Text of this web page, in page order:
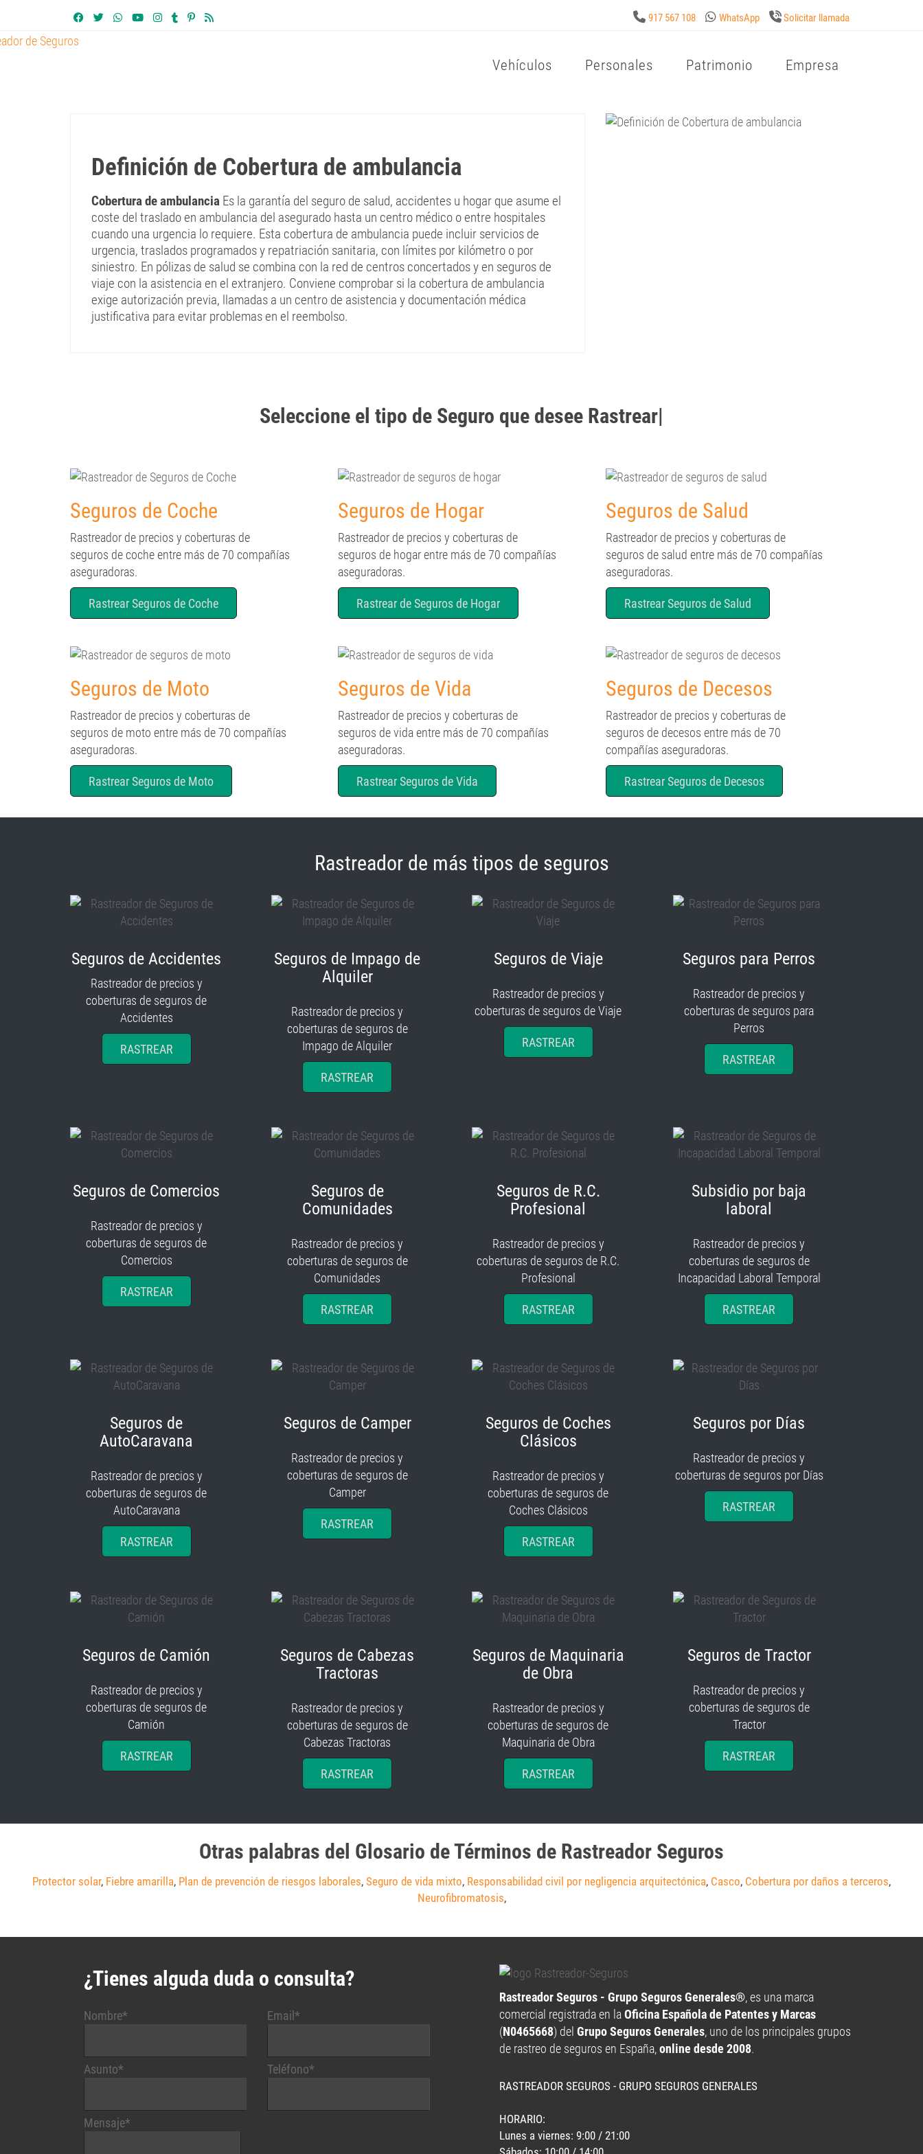
917 567 108 WhatsApp Solicitar llamada
Vehículos Personales Patrimonio Empresa
Definición de Cobertura de ambulancia
Cobertura de ambulancia Es la garantía del seguro de salud, accidentes u hogar que asume el
coste del traslado en ambulancia del asegurado hasta un centro médico o entre hospitales
cuando una urgencia lo requiere. Esta cobertura de ambulancia puede incluir servicios de
urgencia, traslados programados y repatriación sanitaria, con límites por kilómetro o por
siniestro. En pólizas de salud se combina con la red de centros concertados y en seguros de
viaje con la asistencia en el extranjero. Conviene comprobar si la cobertura de ambulancia
exige autorización previa, llamadas a un centro de asistencia y documentación médica
justificativa para evitar problemas en el reembolso.
Seleccione el tipo de Seguro que desee Rastrear|
Seguros de Coche
Rastreador de precios y coberturas de
seguros de coche entre más de 70 compañías
aseguradoras.
Rastrear Seguros de Coche
Seguros de Hogar
Rastreador de precios y coberturas de
seguros de hogar entre más de 70 compañías
aseguradoras.
Rastrear de Seguros de Hogar
Seguros de Salud
Rastreador de precios y coberturas de
seguros de salud entre más de 70 compañías
aseguradoras.
Rastrear Seguros de Salud
Seguros de Moto
Rastreador de precios y coberturas de
seguros de moto entre más de 70 compañías
aseguradoras.
Rastrear Seguros de Moto
Seguros de Vida
Rastreador de precios y coberturas de
seguros de vida entre más de 70 compañías
aseguradoras.
Rastrear Seguros de Vida
Seguros de Decesos
Rastreador de precios y coberturas de
seguros de decesos entre más de 70
compañías aseguradoras.
Rastrear Seguros de Decesos
Rastreador de más tipos de seguros
Seguros de Accidentes
Rastreador de precios y
coberturas de seguros de
Accidentes
RASTREAR
Seguros de Impago de
Alquiler
Rastreador de precios y
coberturas de seguros de
Impago de Alquiler
RASTREAR
Seguros de Viaje
Rastreador de precios y
coberturas de seguros de Viaje
RASTREAR
Seguros para Perros
Rastreador de precios y
coberturas de seguros para
Perros
RASTREAR
Seguros de Comercios
Rastreador de precios y
coberturas de seguros de
Comercios
RASTREAR
Seguros de
Comunidades
Rastreador de precios y
coberturas de seguros de
Comunidades
RASTREAR
Seguros de R.C.
Profesional
Rastreador de precios y
coberturas de seguros de R.C.
Profesional
RASTREAR
Subsidio por baja
laboral
Rastreador de precios y
coberturas de seguros de
Incapacidad Laboral Temporal
RASTREAR
Seguros de
AutoCaravana
Rastreador de precios y
coberturas de seguros de
AutoCaravana
RASTREAR
Seguros de Camper
Rastreador de precios y
coberturas de seguros de
Camper
RASTREAR
Seguros de Coches
Clásicos
Rastreador de precios y
coberturas de seguros de
Coches Clásicos
RASTREAR
Seguros por Días
Rastreador de precios y
coberturas de seguros por Días
RASTREAR
Seguros de Camión
Rastreador de precios y
coberturas de seguros de
Camión
RASTREAR
Seguros de Cabezas
Tractoras
Rastreador de precios y
coberturas de seguros de
Cabezas Tractoras
RASTREAR
Seguros de Maquinaria
de Obra
Rastreador de precios y
coberturas de seguros de
Maquinaria de Obra
RASTREAR
Seguros de Tractor
Rastreador de precios y
coberturas de seguros de
Tractor
RASTREAR
Otras palabras del Glosario de Términos de Rastreador Seguros
Protector solar, Fiebre amarilla, Plan de prevención de riesgos laborales, Seguro de vida mixto, Responsabilidad civil por negligencia arquitectónica, Casco, Cobertura por daños a terceros,
Neurofibromatosis,
¿Tienes alguda duda o consulta?
Nombre*
Asunto*
Email*
Teléfono*
Mensaje*
Rastreador Seguros - Grupo Seguros Generales®, es una marca
comercial registrada en laOficina Española de Patentes y Marcas
(N0465668) del Grupo Seguros Generales, uno de los principales grupos
de rastreo de seguros en España,online desde 2008.
RASTREADOR SEGUROS - GRUPO SEGUROS GENERALES
HORARIO:
Lunes a viernes: 9:00 / 21:00